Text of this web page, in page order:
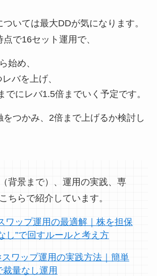
いては最大DDが気になります。
で16セット運用で、
始め、
バを上げ、
でにレバ1.5倍までいく予定です。
をつかみ、2倍まで上げるか検討し
背景まで）、運用の実践、専
ちらで紹介しています。
ワップ運用の最適解｜株を担保
し”で回すルールと考え方
ワップ運用の実践方法｜簡単
裁量なし運用